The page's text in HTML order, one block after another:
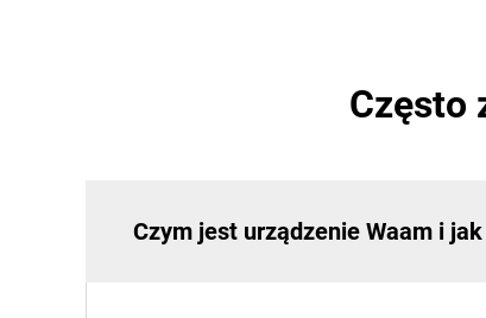
Często
Czym jest urządzenie Waam i jak